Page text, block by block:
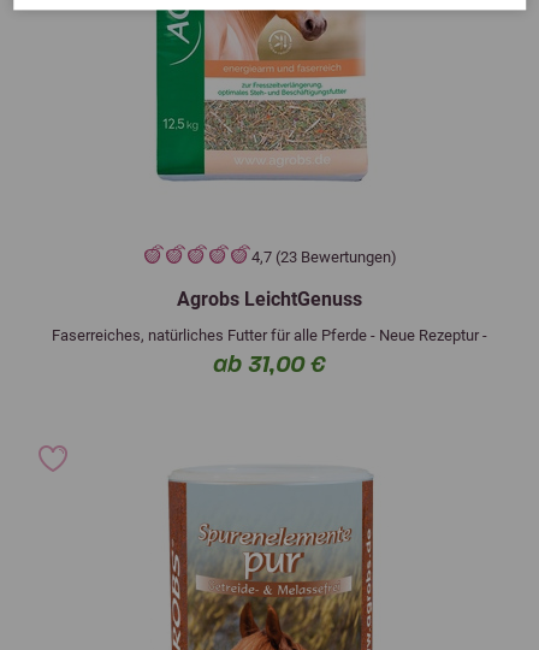
4,7 (23 Bewertungen)
Agrobs LeichtGenuss
Faserreiches, natürliches Futter für alle Pferde - Neue Rezeptur -
ab 31,00 €